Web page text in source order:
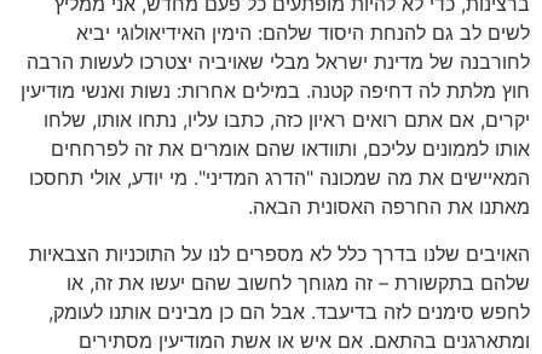
לשים לב גם להנחת היסוד שלהם: הימין האידיאולוגי יביא
לחורבנה של מדינת ישראל מבלי שאויביה יצטרכו לעשות הרבה
חוץ מלתת לה דחיפה קטנה. במילים אחרות: נשות ואנשי מודיעין
יקרים, אם אתם רואים ראיון כזה, כתבו עליו, נתחו אותו, שלחו
אותו לממונים עליכם, ותוודאו שהם אומרים את זה לפרחחים
המאיישים את מה שמכונה "הדרג המדיני". מי יודע, אולי תחסכו
מאתנו את החרפה האסונית הבאה.
האויבים שלנו בדרך כלל לא מספרים לנו על התוכניות הצבאיות
שלהם בתקשורת – זה מגוחך לחשוב שהם יעשו את זה, או
לחפש סימנים לזה בדיעבד. אבל הם כן מבינים אותנו לעומק,
ומתארגנים בהתאם. אם איש או אשת המודיעין מסתירים